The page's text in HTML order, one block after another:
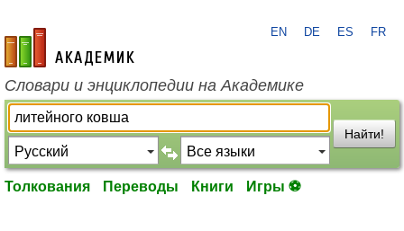
academic.ru
EN DE ES FR
Словари и энциклопедии на Академике
Найти!
Толкования Переводы Книги Игры ⚽